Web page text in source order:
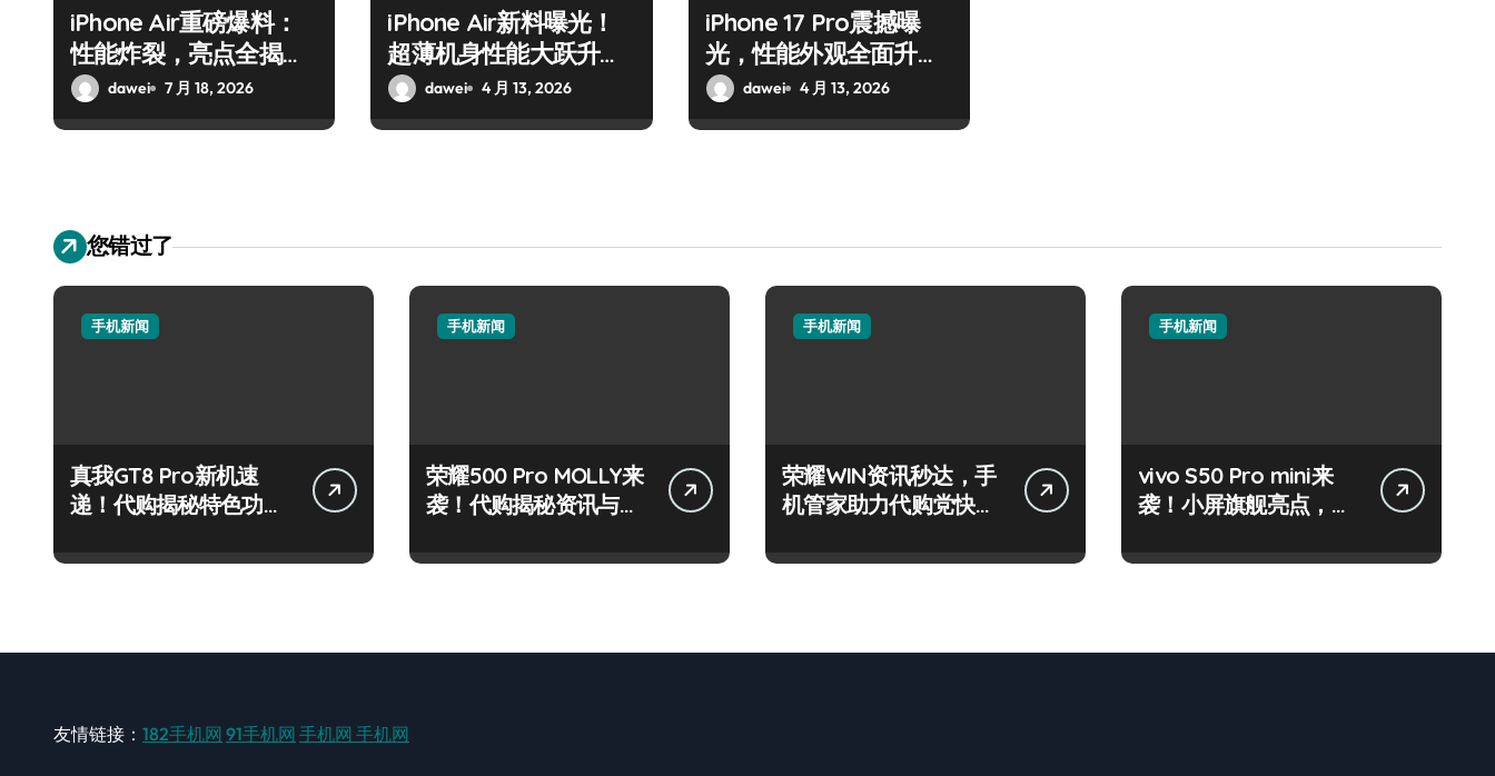
iPhone Air重磅爆料：
性能炸裂，亮点全揭
秘！dawei 7 月 18, 2026
iPhone Air新料曝光！
超薄机身性能大跃升引
热议dawei 4 月 13, 2026
iPhone 17 Pro震撼曝
光，性能外观全面升
级！dawei 4 月 13, 2026
您错过了
手机新闻
真我GT8 Pro新机速
递！代购揭秘特色功
手机新闻
荣耀500 Pro MOLLY来
袭！代购揭秘资讯与超
手机新闻
荣耀WIN资讯秒达，手
机管家助力代购党快人
手机新闻
vivo S50 Pro mini来
袭！小屏旗舰亮点，代
友情链接： 182手机网 91手机网 手机网 手机网